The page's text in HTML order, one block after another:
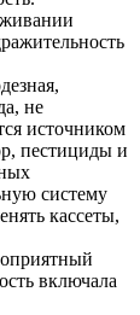
не
источником
пестициды и
систему
кассеты,
включала